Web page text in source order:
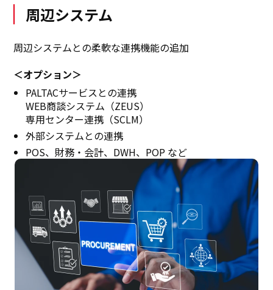
周辺システム
周辺システムとの柔軟な連携機能の追加
＜オプション＞
PALTACサービスとの連携
WEB商談システム（ZEUS）
専用センター連携（SCLM）
外部システムとの連携
POS、財務・会計、DWH、POP など